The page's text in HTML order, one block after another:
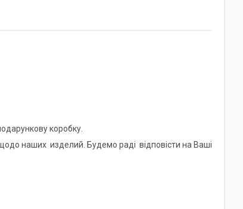
коробку.
наших изделий. Будемо раді відповісти на Ваші